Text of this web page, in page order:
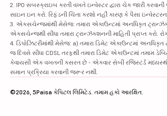
2. IPO સબસ્ક્રાઇબ કરતી વખતે ઇન્વેસ્ટર દ્વારા ચેક જારી
સાઇન ઇન કરો. રિફંડની ચિંતા કરશો નહીં કારણ કે પૈસા
3. એક્સચેન્જમાંથી મેસેજ: તમારા એકાઉન્ટમાં અનધિકૃત
એક્સચેન્જથી સીધા તમારા ટ્રાન્ઝૅક્શનની માહિતી પ્રાપ્ત કરો.
4. ડિપોઝિટરીમાંથી મેસેજ: a) તમારા ડિમેટ એકાઉન્ટમાં અનધિકૃત
જ દિવસે સીધા CDSL તરફથી તમારા ડિમેટ એકાઉન્ટમાં તમામ
કેવાયસી એક વખતની કસરત છે - એકવાર સેબી રજિસ્ટર્ડ
સમાન પ્રક્રિયા કરવાની જરૂર નથી.
©2026, 5Paisa કેપિટલ લિમિટેડ. તમામ હકો આરક્ષિત.